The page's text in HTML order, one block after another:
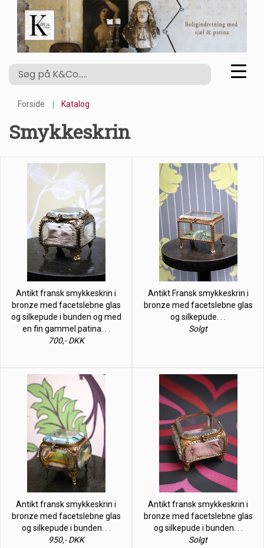
Forside Katalog
Smykkeskrin
Antikt fransk smykkeskrin i
bronze med facetslebne glas
og silkepude i bunden og med
en fin gammel patina. . .
700,- DKK
Antikt Fransk smykkeskrin i
bronze med facetslebne glas
og silkepude. . .
Solgt
Antikt fransk smykkeskrin i
bronze med facetslebne glas
og silkepude i bunden. . .
950,- DKK
Antikt fransk smykkeskrin i
bronze med facetslebne glas
og silkepude i bunden. . .
Solgt